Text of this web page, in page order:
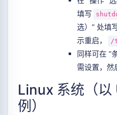
填写
选）” 处填
示重启，
/
同样可在 “
需设置，然
Linux 系统（
例）